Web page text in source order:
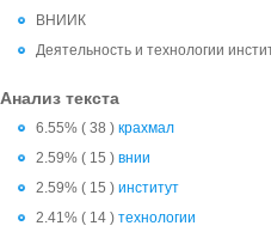
ВНИИК
Деятельность и технологии
Анализ текста
6.55% ( 38 ) крахмал
2.59% ( 15 ) внии
2.59% ( 15 ) институт
2.41% ( 14 ) технологии